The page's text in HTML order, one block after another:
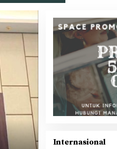
Internasional